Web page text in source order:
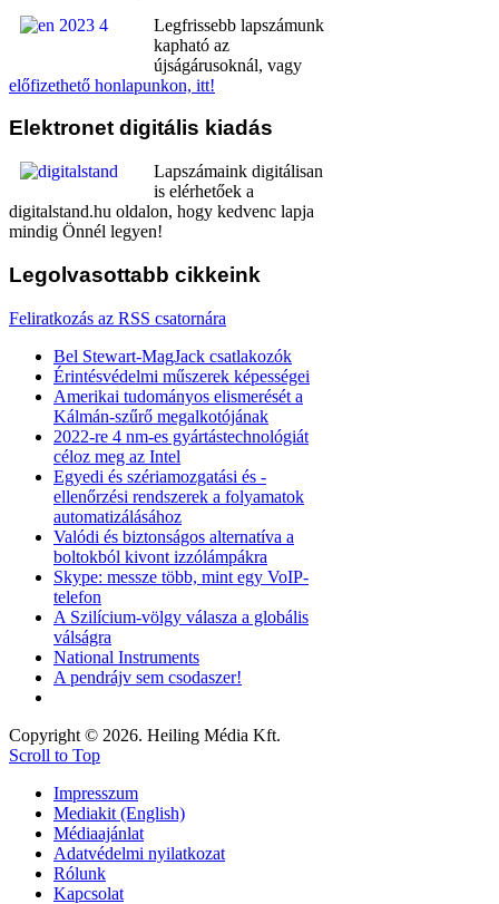
Legfrissebb lapszámunk
kapható az
újságárusoknál, vagy
előfizethető honlapunkon, itt!
Elektronet digitális kiadás
Lapszámaink digitálisan
is elérhetőek a
digitalstand.hu oldalon, hogy kedvenc lapja
mindig Önnél legyen!
Legolvasottabb cikkeink
Feliratkozás az RSS csatornára
Bel Stewart-MagJack csatlakozók
Érintésvédelmi műszerek képességei
Amerikai tudományos elismerését a
Kálmán-szűrő megalkotójának
2022-re 4 nm-es gyártástechnológiát
céloz meg az Intel
Egyedi és szériamozgatási és -
ellenőrzési rendszerek a folyamatok
automatizálásához
Valódi és biztonságos alternatíva a
boltokból kivont izzólámpákra
Skype: messze több, mint egy VoIP-
telefon
A Szilícium-völgy válasza a globális
válságra
National Instruments
A pendrájv sem csodaszer!
Copyright © 2026. Heiling Média Kft.
Scroll to Top
Impresszum
Mediakit (English)
Médiaajánlat
Adatvédelmi nyilatkozat
Rólunk
Kapcsolat